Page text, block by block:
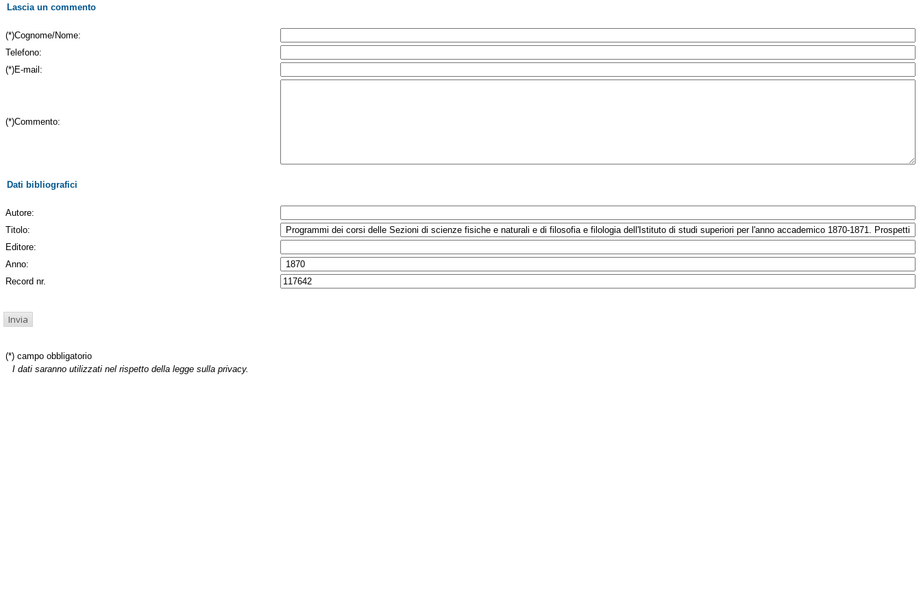
Lascia un commento
(*)Cognome/Nome:
Telefono:
(*)E-mail:
(*)Commento:
Dati bibliografici
Autore:
Titolo:
Editore:
Anno:
Record nr.
(*) campo obbligatorio
I dati saranno utilizzati nel rispetto della legge sulla privacy.